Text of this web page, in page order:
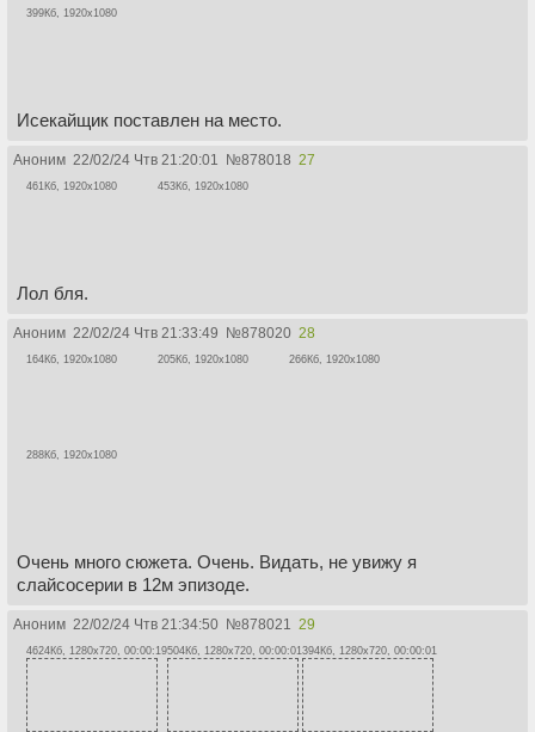
399Кб, 1920x1080
Исекайщик поставлен на место.
Аноним 22/02/24 Чтв 21:20:01 №878018 27
461Кб, 1920x1080 453Кб, 1920x1080
Лол бля.
Аноним 22/02/24 Чтв 21:33:49 №878020 28
164Кб, 1920x1080 205Кб, 1920x1080 266Кб, 1920x1080
288Кб, 1920x1080
Очень много сюжета. Очень. Видать, не увижу я
слайсосерии в 12м эпизоде.
Аноним 22/02/24 Чтв 21:34:50 №878021 29
4624Кб, 1280x720, 00:00:19504Кб, 1280x720, 00:00:01 394Кб, 1280x720, 00:00:01